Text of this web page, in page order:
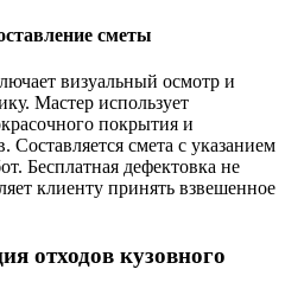
сметы
визуальный осмотр и
Мастер использует
покрытия и
смета с указанием
Бесплатная дефектовка не
клиенту принять взвешенное
отходов кузовного